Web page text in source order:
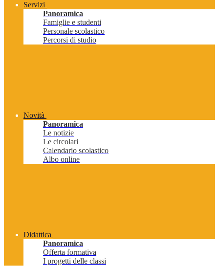
Servizi
Panoramica
Famiglie e studenti
Personale scolastico
Percorsi di studio
Novità
Panoramica
Le notizie
Le circolari
Calendario scolastico
Albo online
Didattica
Panoramica
Offerta formativa
I progetti delle classi